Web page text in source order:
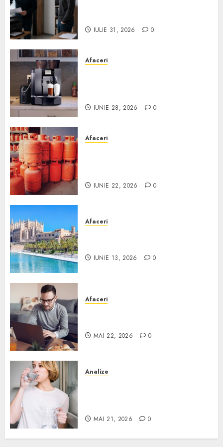
IULIE 31, 2026 0
Afaceri
IUNIE 28, 2026 0
Afaceri
IUNIE 22, 2026 0
Afaceri
IUNIE 13, 2026 0
Afaceri
MAI 22, 2026 0
Analize
MAI 21, 2026 0